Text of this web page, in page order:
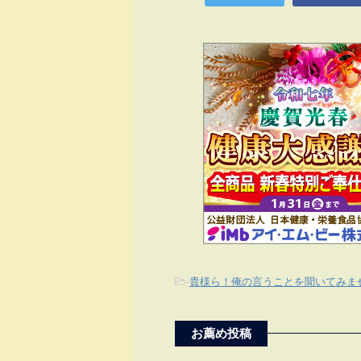
-貴様ら！俺の言うことを聞いてみま
お薦め投稿